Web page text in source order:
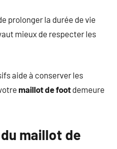
prolonger la durée de vie
mieux de respecter les
aide à conserver les
maillot de foot demeure
maillot de